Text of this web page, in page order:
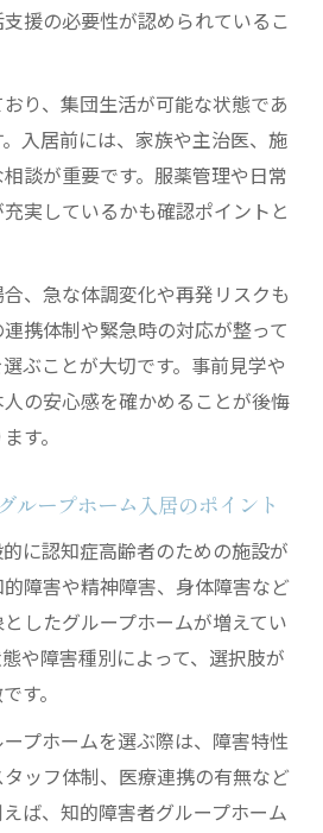
方がグループホーム入居でき
体障害のある方の入居可能性
ム認知症以外入居の注意点
見る多様なグループホームの
援の必要性が認められているこ
り、集団生活が可能な状態であ
入居前には、家族や主治医、施
談が重要です。服薬管理や日常
実しているかも確認ポイントと
、急な体調変化や再発リスクも
携体制や緊急時の対応が整って
ぶことが大切です。事前見学や
の安心感を確かめることが後悔
す。
ループホーム入居のポイント
に認知症高齢者のための施設が
障害や精神障害、身体障害など
したグループホームが増えてい
や障害種別によって、選択肢が
す。
プホームを選ぶ際は、障害特性
ッフ体制、医療連携の有無など
ば、知的障害者グループホーム